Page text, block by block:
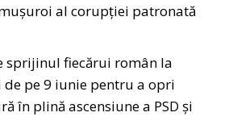
al corupției patronată
sprijinul fiecărui român la
pe 9 iunie pentru a opri
în plină ascensiune a PSD și